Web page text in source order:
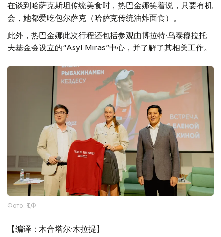
在谈到哈萨克斯坦传统美食时，热巴金娜笑着说，只要有机
会，她都爱吃包尔萨克（哈萨克传统油炸面食）。
此外，热巴金娜此次行程还包括参观由博拉特·乌泰穆拉托
夫基金会设立的“Asyl Miras”中心，并了解了其相关工作。
Фото: ҚТФ
【编译：木合塔尔·木拉提】